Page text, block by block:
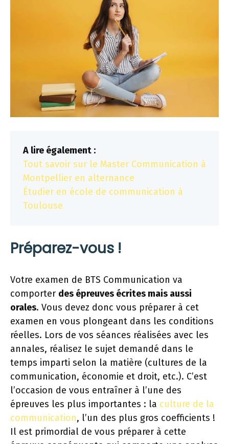
A lire également :
Tout savoir sur le Master Communication à
Montpellier en alternance
Étudier en école de communication à
Toulouse
Préparez-vous !
Votre examen de BTS Communication va
comporter des épreuves écrites mais aussi
orales. Vous devez donc vous préparer à cet
examen en vous plongeant dans les conditions
réelles. Lors de vos séances réalisées avec les
annales, réalisez le sujet demandé dans le
temps imparti selon la matière (cultures de la
communication, économie et droit, etc.). C’est
l’occasion de vous entraîner à l’une des
épreuves les plus importantes : la culture de la
communication, l’un des plus gros coefficients !
Il est primordial de vous préparer à cette